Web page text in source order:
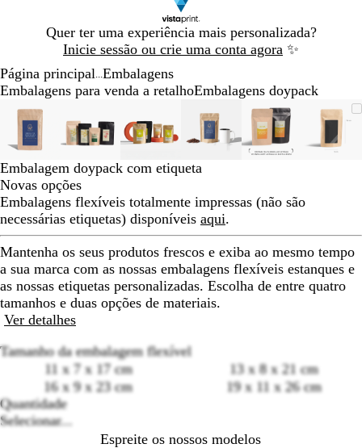
Quer ter uma experiência mais personalizada?
Inicie sessão ou crie uma conta agora ✨
Diapositivo
1
Página principal Embalagens
Embalagens para venda a retalhoEmbalagens doypack
Imagem
dimensionável
Dimensionada
para
mínimo
Clique
para
expandir
Utilize
as
teclas
menos
e
mais
para
zoom
e
as
teclas
de
seta
para
deslocar
dimensionável
para
mínimo
para
expandir
as
teclas
menos
mais
para
zoom
e
as
teclas
seta
para
deslocar
dimensionável
para
mínimo
para
expandir
as
teclas
menos
mais
para
zoom
e
as
teclas
seta
para
Imagem
dimensionável
Dimensionada
para
mínimo
para
expandir
as
teclas
mais
para
zoom
e
as
teclas
para
deslocar
Imagem
dimensionável
Dimensionada
para
mínimo
Clique
para
expandir
Utilize
as
teclas
de
mais
zoom
e
as
para
deslocar
para
para
as
de
e
as
Diapositivo
de
Embalagem doypack com etiqueta
Novas opções
Embalagens flexíveis totalmente impressas (não são
necessárias etiquetas) disponíveis aqui.
Mantenha os seus produtos frescos e exiba ao mesmo tempo
a sua marca com as nossas embalagens flexíveis estanques e
as nossas etiquetas personalizadas. Escolha de entre quatro
tamanhos e duas opções de materiais.
Ver detalhes
Loading
Tamanho da embalagem flexível
11 x 7 x 17 cm
13 x 8 x 21 cm
16 x 9 x 23 cm
19 x 11 x 26 cm
Quantidade
Selecionar...
Espreite os nossos modelos